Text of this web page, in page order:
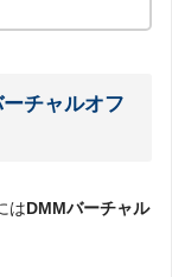
チャルオフ
はDMMバーチャル